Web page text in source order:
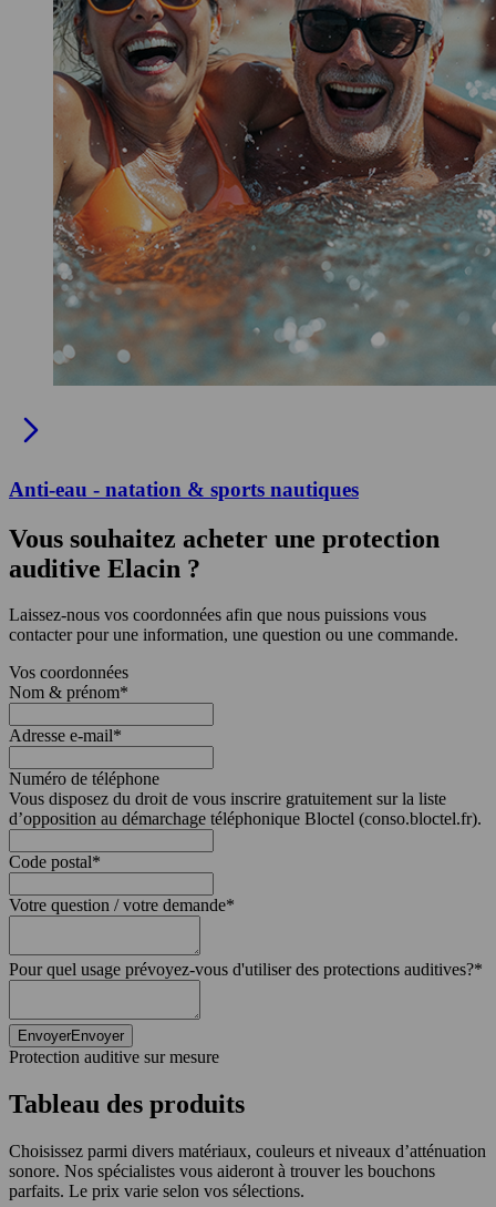
Anti-eau - natation & sports nautiques
Vous souhaitez acheter une protection
auditive Elacin ?
Laissez-nous vos coordonnées afin que nous puissions vous
contacter pour une information, une question ou une commande.
Vos coordonnées
Nom & prénom*
Adresse e-mail*
Numéro de téléphone
Vous disposez du droit de vous inscrire gratuitement sur la liste
d’opposition au démarchage téléphonique Bloctel (conso.bloctel.fr).
Code postal*
Votre question / votre demande*
Pour quel usage prévoyez-vous d'utiliser des protections auditives?*
EnvoyerEnvoyer
Protection auditive sur mesure
Tableau des produits
Choisissez parmi divers matériaux, couleurs et niveaux d’atténuation
sonore. Nos spécialistes vous aideront à trouver les bouchons
parfaits. Le prix varie selon vos sélections.